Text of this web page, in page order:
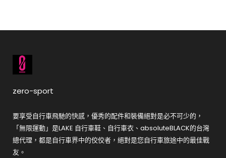
zero-sport
要享受自行車飛馳的快感，優秀的配件和裝備絕對是必不可少的，
「無限運動」是LAKE 自行車鞋、自行車衣、absoluteBLACK的台灣
總代理，都是自行車界中的佼佼者，絕對是您自行車旅途中的最佳戰
友。